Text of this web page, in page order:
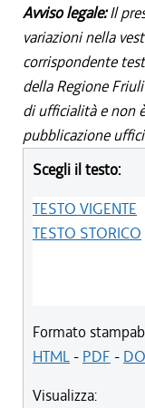
Avviso legale:Il
variazioni nella
corrispondente
della Regione
di ufficialità e non
pubblicazione
Scegli il testo:
TESTO VIGENTE
TESTO STORICO
Formato
HTML- PDF -
Visualizza: